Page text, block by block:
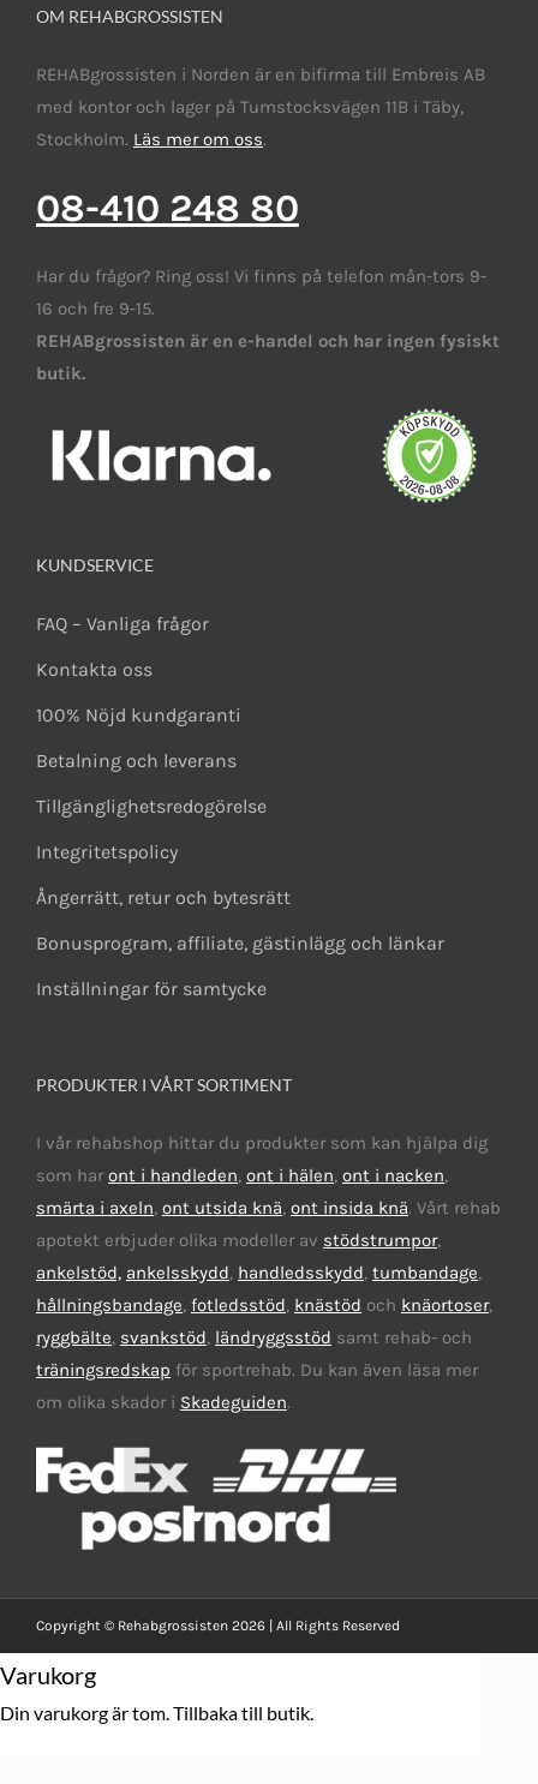
OM REHABGROSSISTEN
REHABgrossisten i Norden är en bifirma till Embreis AB
med kontor och lager på Tumstocksvägen 11B i Täby,
Stockholm. Läs mer om oss.
08-410 248 80
Har du frågor? Ring oss! Vi finns på telefon mån-tors 9-
16 och fre 9-15.
REHABgrossisten är en e-handel och har ingen fysiskt
butik.
KUNDSERVICE
FAQ – Vanliga frågor
Kontakta oss
100% Nöjd kundgaranti
Betalning och leverans
Tillgänglighetsredogörelse
Integritetspolicy
Ångerrätt, retur och bytesrätt
Bonusprogram, affiliate, gästinlägg och länkar
Inställningar för samtycke
PRODUKTER I VÅRT SORTIMENT
I vår rehabshop hittar du produkter som kan hjälpa dig
som haront i handleden, ont i hälen, ont i nacken,
smärta i axeln, ont utsida knä, ont insida knä. Vårt rehab
apotekt erbjuder olika modeller av stödstrumpor,
ankelstöd, ankelsskydd, handledsskydd, tumbandage,
hållningsbandage, fotledsstöd, knästöd och knäortoser,
ryggbälte, svankstöd, ländryggsstöd samt rehab- och
träningsredskap för sportrehab. Du kan även läsa mer
om olika skador i Skadeguiden.
Copyright © Rehabgrossisten 2026 | All Rights Reserved
Varukorg
Din varukorg är tom.Tillbaka till butik.